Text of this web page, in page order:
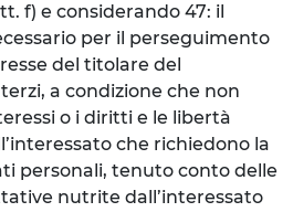
f) e considerando 47: il
per il perseguimento
del titolare del
a condizione che non
o i diritti e le libertà
che richiedono la
personali, tenuto conto delle
nutrite dall’interessato